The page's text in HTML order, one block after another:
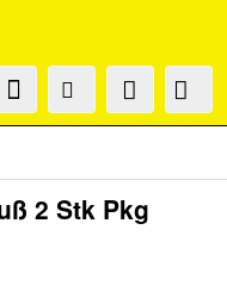
2 Stk Pkg